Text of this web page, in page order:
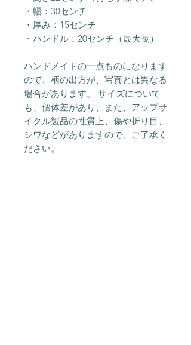
・幅：30センチ
・厚み：15センチ
・ハンドル：20センチ（最大長）
ハンドメイドの一点ものになります
ので、柄の出方が、写真とは異なる
場合があります。 サイズについて
も、個体差があり、また、アップサ
イクル製品の性質上、傷や折り目、
シワなどがありますので、ご了承く
ださい。